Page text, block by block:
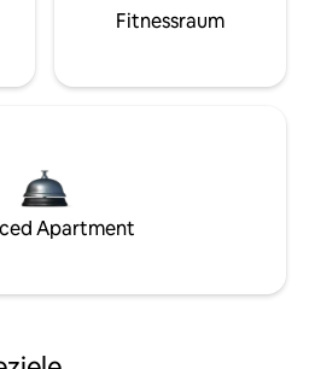
Fitnessraum
Apartment